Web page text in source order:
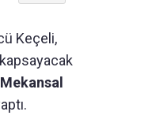
Keçeli,